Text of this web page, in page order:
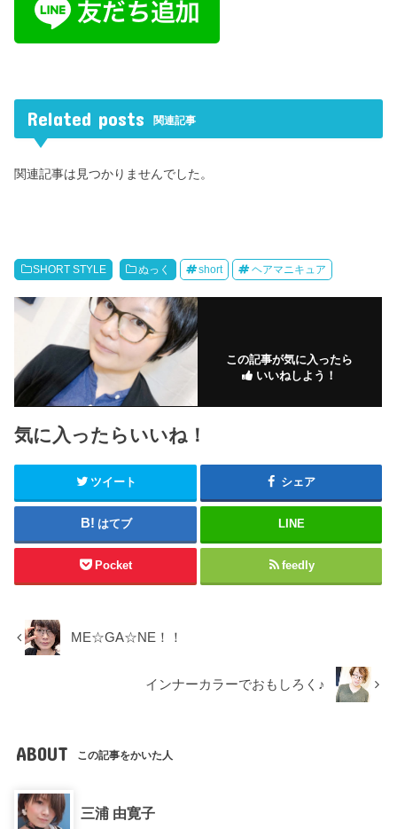
Related posts 関連記事
関連記事は見つかりませんでした。
SHORT STYLE ぬっく short ヘアマニキュア
この記事が気に入ったら
いいねしよう！
気に入ったらいいね！
ツイート シェア
はてブ LINE
Pocket feedly
ME☆GA☆NE！！
インナーカラーでおもしろく♪
ABOUT この記事をかいた人
三浦 由寛子